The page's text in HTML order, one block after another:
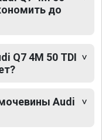
до
Q7 4M 50 TDI
Audi